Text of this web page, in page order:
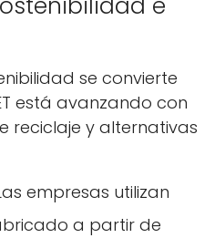
se convierte
está avanzando con
reciclaje y alternativas
empresas utilizan
a partir de